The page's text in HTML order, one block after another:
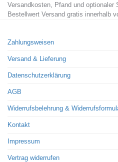
Versandkosten, Pfand und optionaler
Bestellwert Versand gratis innerhalb
Zahlungsweisen
Versand & Lieferung
Datenschutzerklärung
AGB
Widerrufsbelehrung &
Kontakt
Impressum
Vertrag widerrufen